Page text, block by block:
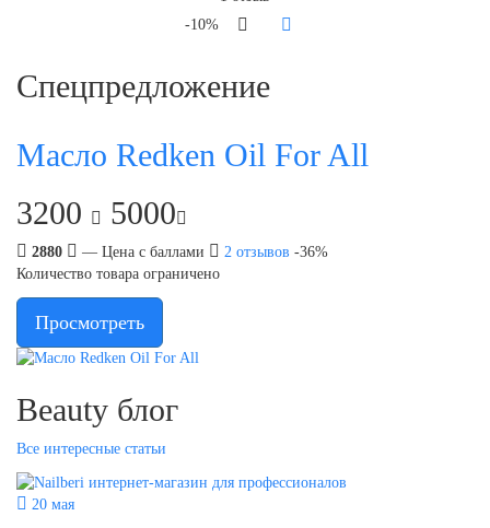
-10%
Спецпредложение
Масло Redken Oil For All
3200
5000
2880 — Цена с баллами 2 отзывов -36%
Количество товара ограничено
Просмотреть
Beauty блог
Все интересные статьи
20 мая